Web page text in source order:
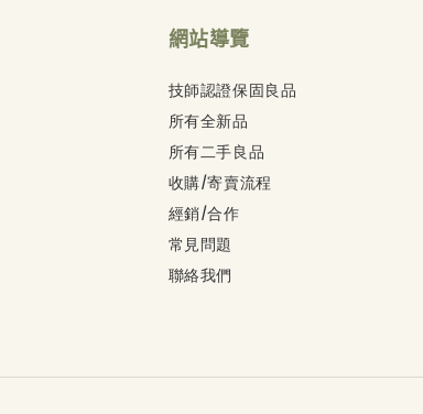
網站導覽
技師認證保固良品
所有全新品
所有二手良品
收購/寄賣流程
經銷/合作
常見問題
聯絡我們